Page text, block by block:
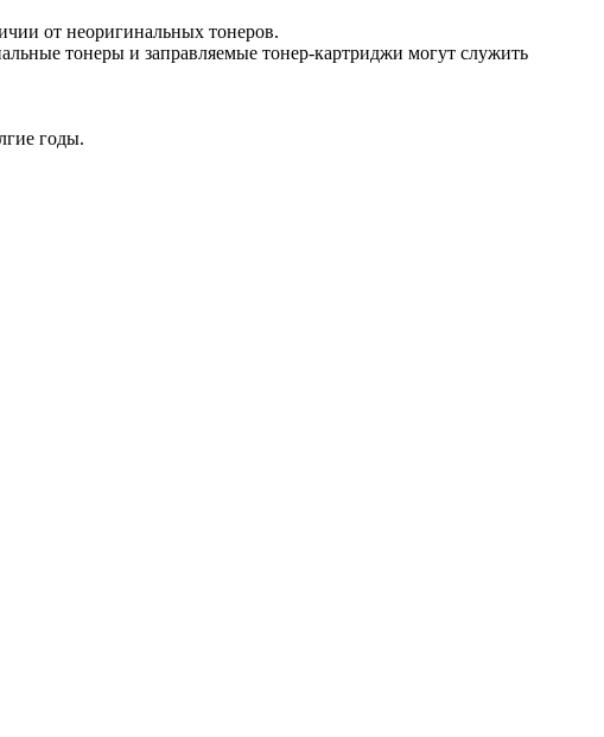
от неоригинальных тонеров.
тонеры и заправляемые тонер-картриджи могут служить
годы.